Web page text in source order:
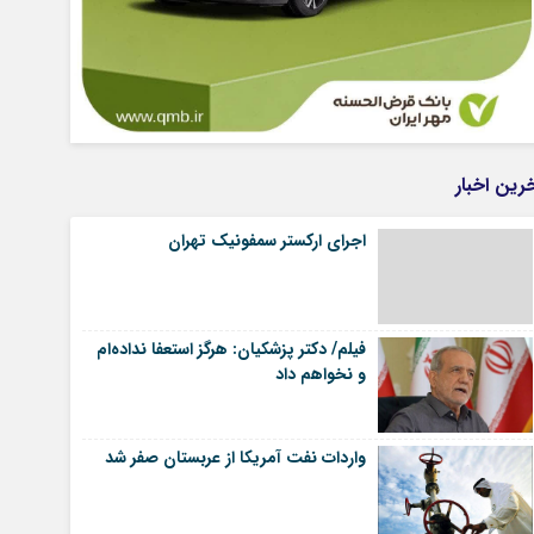
اخبار
اجرای ارکستر سمفونیک تهران
فیلم/ دکتر پزشکیان: هرگز استعفا نداده‌ام
و نخواهم داد
واردات نفت آمریکا از عربستان صفر شد